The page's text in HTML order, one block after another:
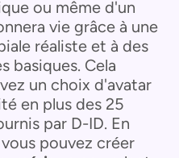
ou même d'un
vie grâce à une
réaliste et à des
basiques. Cela
un choix d'avatar
en plus des 25
par D-ID. En
pouvez créer